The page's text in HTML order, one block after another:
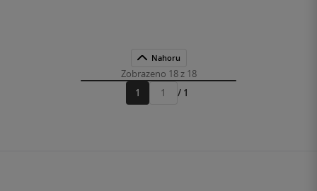
Nahoru
Zobrazeno 18 z 18
1
Přejít
/ 1